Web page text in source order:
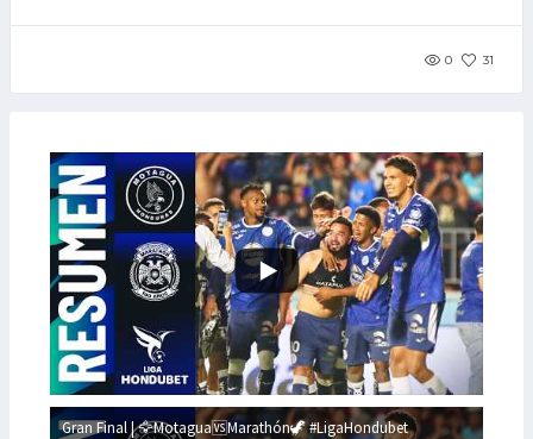
0 31
Gran Final | 🦅Motagua🆚Marathón🦖 #LigaHondubet